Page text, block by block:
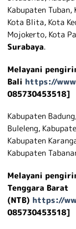
Kabupaten
Kota Blita, Kota
Mojokerto, Kota
Surabaya.
Melayani
Bali https://
085730453518]
Kabupaten
Buleleng,
Kabupaten
Kabupaten
Melayani
Tenggara Barat
(NTB) https://
085730453518]